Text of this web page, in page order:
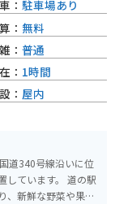
、ドライブやツーリ
道340号線沿いに位
ます。 道の駅
、新鮮な野菜や果
： 駐車場あり
： 無料
： 普通
： 1時間
： 屋内